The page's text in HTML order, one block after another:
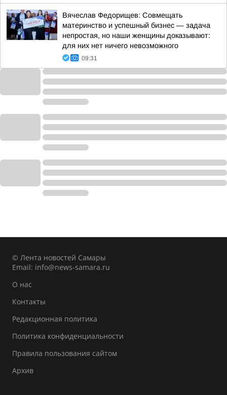
Вячеслав Федорищев: Совмещать
материнство и успешный бизнес — задача
непростая, но наши женщины доказывают:
для них нет ничего невозможного
09:31
© Лента новостей Самары
Email: info@news-samara.ru
О нас
Контакты
Редакционная политика
Политика конфиденциальности
Правила пользования сайтом
Архив